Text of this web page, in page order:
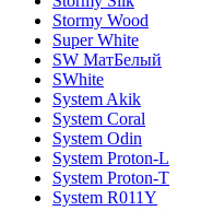
Stormy Wood
Super White
SW МатБелый
SWhite
System Akik
System Coral
System Odin
System Proton-L
System Proton-T
System R011Y